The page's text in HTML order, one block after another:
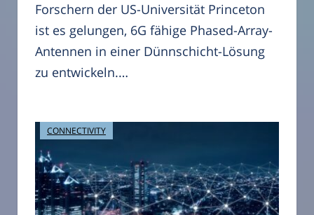
Forschern der US-Universität Princeton
ist es gelungen, 6G fähige Phased-Array-
Antennen in einer Dünnschicht-Lösung
zu entwickeln.…
CONNECTIVITY